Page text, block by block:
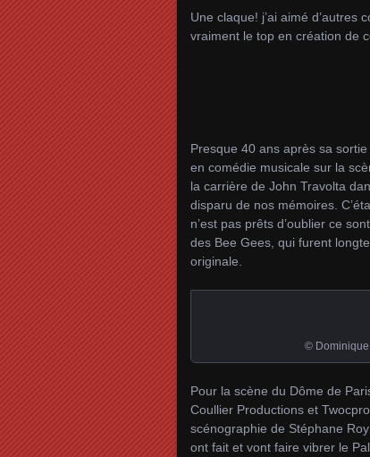
Une claque! j’ai aimé
vraiment le top en création de
Presque 40 ans après sa
en comédie musicale sur la
la carrière de John Travolta
disparu de nos mémoires.
n’est pas prêts d’oublier ce
des Bee Gees, qui furent
originale.
© Dominique
Pour la scène du Dôme de
Coullier Productions et
scénographie de Stéphane
ont fait et vont faire vibrer le